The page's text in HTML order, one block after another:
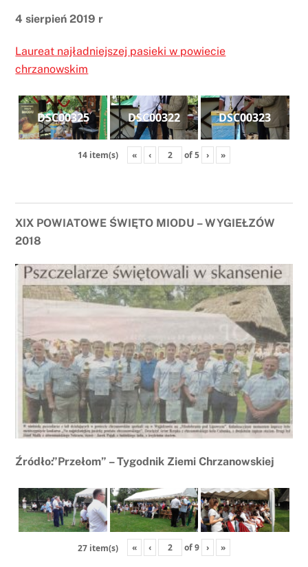
4 sierpień 2019 r
Laureat najładniejszej pasieki w powiecie
chrzanowskim
DSC00325 DSC00322 DSC00323
14 item(s) « ‹ of5 › »
XIX POWIATOWE ŚWIĘTO MIODU – WYGIEŁZÓW
2018
Źródło:”Przełom” – Tygodnik Ziemi Chrzanowskiej
27 item(s) « ‹ of9 › »